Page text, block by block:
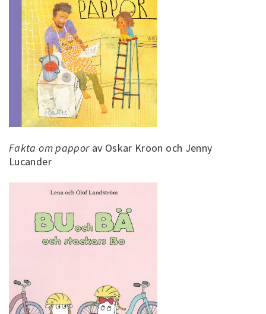
Fakta om pappor av Oskar Kroon och Jenny
Lucander